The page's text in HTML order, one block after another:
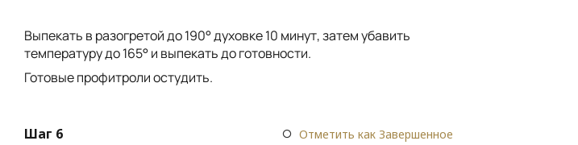
Выпекать в разогретой до 190° духовке 10 минут, затем убавить
температуру до 165° и выпекать до готовности.
Готовые профитроли остудить.
Шаг 6 Отметить как Завершенное